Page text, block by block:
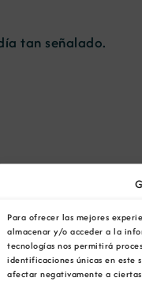
Para ofrecer las mejores
almacenar y/o acceder a la
tecnologías nos permitirá
identificaciones únicas en este
afectar negativamente a
tan señalado.
Facebook
X